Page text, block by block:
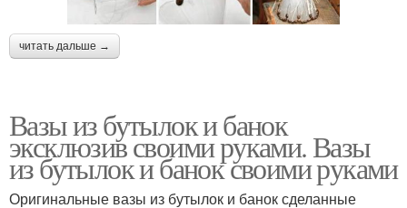
читать дальше →
Вазы из бутылок и банок
эксклюзив своими руками. Вазы
из бутылок и банок своими руками
Оригинальные вазы из бутылок и банок сделанные